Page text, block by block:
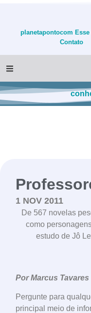
planetapontocom
Contato
1 NOV 2011
De 567 novelas
como
estudo de Jô
Por Marcus Tavares
Pergunte para
principal meio de